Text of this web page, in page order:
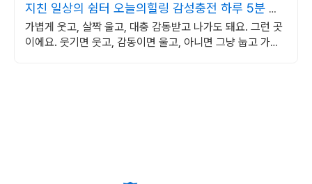
지친 일상의 쉼터 오늘의힐링 감성충전 하루 5분 힐
링타임
가볍게 웃고, 살짝 울고, 대충 감동받고 나가도 돼요. 그런 곳
이에요. 웃기면 웃고, 감동이면 울고, 아니면 그냥 눕고 가세